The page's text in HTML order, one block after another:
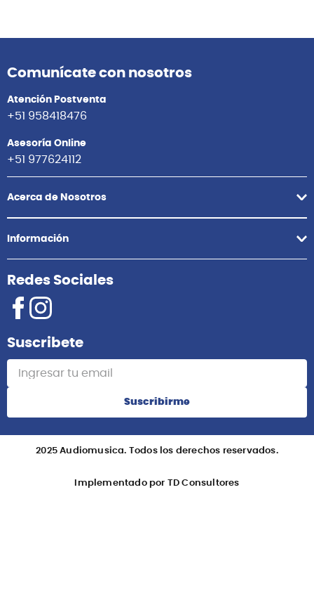
Comunícate con nosotros
Atención Postventa
+51 958418476
Asesoría Online
+51 977624112
Acerca de Nosotros
Información
Redes Sociales
Suscribete
Suscribirme
2025 Audiomusica. Todos los derechos reservados.
Implementado por TD Consultores